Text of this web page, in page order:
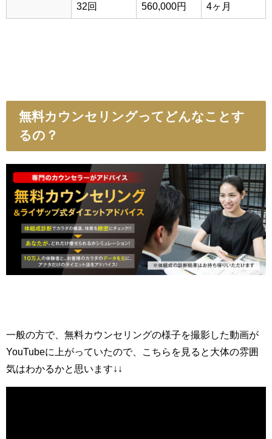
32回 560,000円 4ヶ月
無料カウンセリングってどんなことす
るの？
一般の方で、無料カウンセリングの様子を撮影した動画が
YouTubeに上がっていたので、こちらを見ると大体の雰囲
気はわかるかと思います↓↓